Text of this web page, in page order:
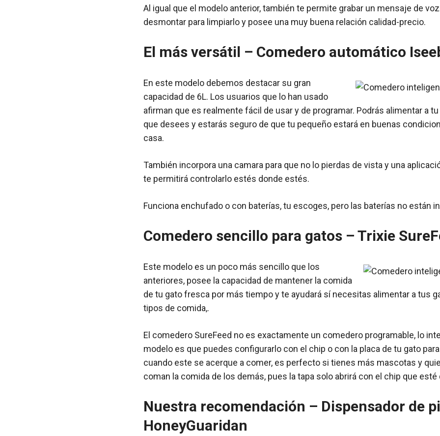
Al igual que el modelo anterior, también te permite grabar un mensaje de
desmontar para limpiarlo y posee una muy buena relación calidad-precio.
El más versátil – Comedero automático
En este modelo debemos destacar su gran
capacidad de 6L. Los usuarios que lo han usado
afirman que es realmente fácil de usar y de programar. Podrás alimentar a
que desees y estarás seguro de que tu pequeño estará en buenas
casa.
También incorpora una camara para que no lo pierdas de vista y una
te permitirá controlarlo estés donde estés.
Funciona enchufado o con baterías, tu escoges, pero las baterías no están
Comedero sencillo para gatos – Trixie
Este modelo es un poco más sencillo que los
anteriores, posee la capacidad de mantener la comida
de tu gato fresca por más tiempo y te ayudará sí necesitas alimentar a tus
tipos de comida,.
El comedero SureFeed no es exactamente un comedero programable, lo
modelo es que puedes configurarlo con el chip o con la placa de tu gato
cuando este se acerque a comer, es perfecto si tienes más mascotas y
coman la comida de los demás, pues la tapa solo abrirá con el chip que esté
Nuestra recomendación – Dispensador de
HoneyGuaridan